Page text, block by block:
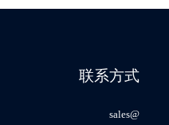
联系方式
sales@